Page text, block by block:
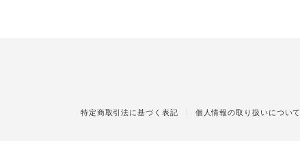
特定商取引法に基づく表記 個人情報の取り扱いについて